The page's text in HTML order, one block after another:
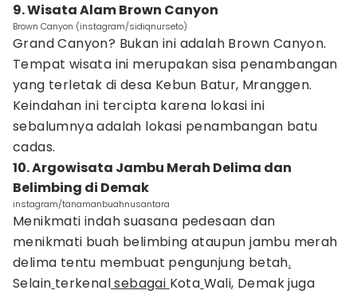
9. Wisata Alam Brown Canyon
Brown Canyon (instagram/sidiqnurseto)
Grand Canyon? Bukan ini adalah Brown Canyon.
Tempat wisata ini merupakan sisa penambangan
yang terletak di desa Kebun Batur, Mranggen.
Keindahan ini tercipta karena lokasi ini
sebalumnya adalah lokasi penambangan batu
cadas.
10. Argowisata Jambu Merah Delima dan
Belimbing di Demak
instagram/tanamanbuahnusantara
Menikmati indah suasana pedesaan dan
menikmati buah belimbing ataupun jambu merah
delima tentu membuat pengunjung betah.
Selain terkenalsebagai Kota Wali, Demak juga